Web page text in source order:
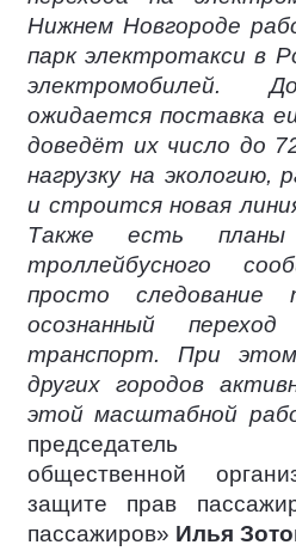
Нижнем Новгороде
парк электротакси в
электромобилей.
ожидается поставка
доведёт их число до
нагрузку на экологию,
и строится новая
Также есть планы
троллейбусного
просто
осознанный
транспорт. При
других городов
этой масштабной
председатель
общественной
защите прав
пассажиров» Илья